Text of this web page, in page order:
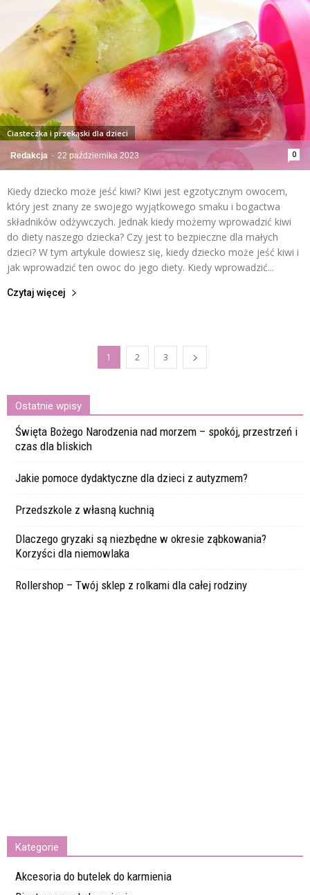
Redakcja - 22 października 2023 0
Ciasteczka i przekąski dla dzieci
Kiedy dziecko może jeść kiwi? Kiwi jest egzotycznym owocem,
który jest znany ze swojego wyjątkowego smaku i bogactwa
składników odżywczych. Jednak kiedy możemy wprowadzić kiwi
do diety naszego dziecka? Czy jest to bezpieczne dla małych
dzieci? W tym artykule dowiesz się, kiedy dziecko może jeść kiwi i
jak wprowadzić ten owoc do jego diety. Kiedy wprowadzić...
Czytaj więcej
1 2 3
Ostatnie wpisy
Święta Bożego Narodzenia nad morzem – spokój, przestrzeń i
czas dla bliskich
Jakie pomoce dydaktyczne dla dzieci z autyzmem?
Przedszkole z własną kuchnią
Dlaczego gryzaki są niezbędne w okresie ząbkowania?
Korzyści dla niemowlaka
Rollershop – Twój sklep z rolkami dla całej rodziny
Kategorie
Akcesoria do butelek do karmienia